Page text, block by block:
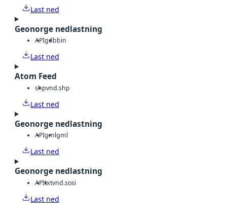
Last ned
Geonorge nedlastning
APIgdbbin
Last ned
Atom Feed
shpvnd.shp
Last ned
Geonorge nedlastning
APIgmlgml
Last ned
Geonorge nedlastning
APItxtvnd.sosi
Last ned